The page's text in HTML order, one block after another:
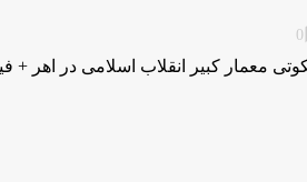
0
معمار کبیر انقلاب اسلامی در اهر +